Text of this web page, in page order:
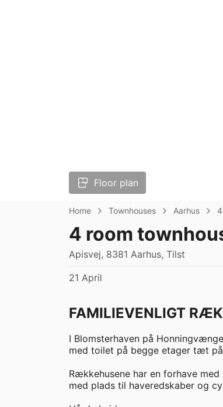
Floor plan
Home Townhouses Aarhus
4 room
Apisvej, 8381 Aarhus, Tilst
21 April
FAMILIEVENLIGT
I Blomsterhaven på
med toilet på begge etager tæt
Rækkehusene har en forhave
med plads til haveredskaber og